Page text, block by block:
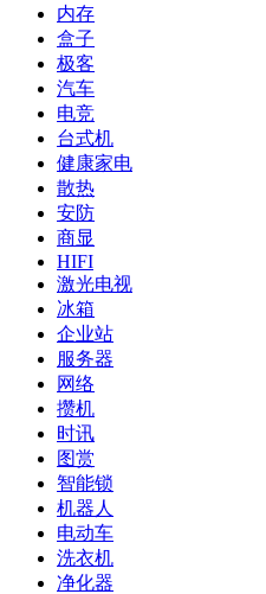
内存
盒子
极客
汽车
电竞
台式机
健康家电
散热
安防
商显
HIFI
激光电视
冰箱
企业站
服务器
网络
攒机
时讯
图赏
智能锁
机器人
电动车
洗衣机
净化器